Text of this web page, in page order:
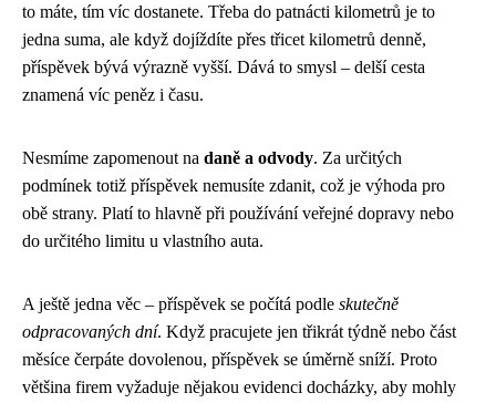
to máte, tím víc dostanete. Třeba do patnácti kilometrů je to
jedna suma, ale když dojíždíte přes třicet kilometrů denně,
příspěvek bývá výrazně vyšší. Dává to smysl – delší cesta
znamená víc peněz i času.
Nesmíme zapomenout na daně a odvody. Za určitých
podmínek totiž příspěvek nemusíte zdanit, což je výhoda pro
obě strany. Platí to hlavně při používání veřejné dopravy nebo
do určitého limitu u vlastního auta.
A ještě jedna věc – příspěvek se počítá podle skutečně
odpracovaných dní. Když pracujete jen třikrát týdně nebo část
měsíce čerpáte dovolenou, příspěvek se úměrně sníží. Proto
většina firem vyžaduje nějakou evidenci docházky, aby mohly